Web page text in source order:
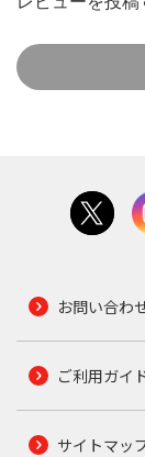
お問い合わ
ご利用ガイ
サイトマッ